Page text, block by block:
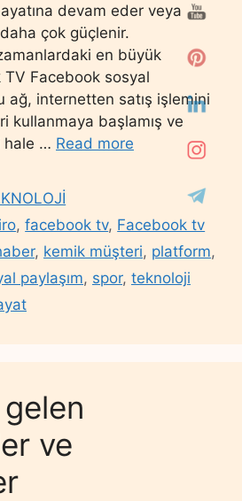
devam eder veya
çok güçlenir.
en büyük
Facebook sosyal
ağ, internetten satış işlemini
kullanmaya başlamış ve
hale … Read more
,facebook tv, Facebook tv
, kemik müşteri, platform,
paylaşım, spor, teknoloji
gelen
ve